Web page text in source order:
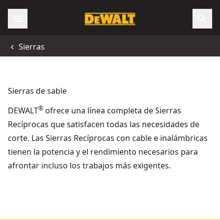
Sierras
Sierras de sable
DEWALT® ofrece una línea completa de Sierras
Recíprocas que satisfacen todas las necesidades de
corte. Las Sierras Recíprocas con cable e inalámbricas
tienen la potencia y el rendimiento necesarios para
afrontar incluso los trabajos más exigentes.